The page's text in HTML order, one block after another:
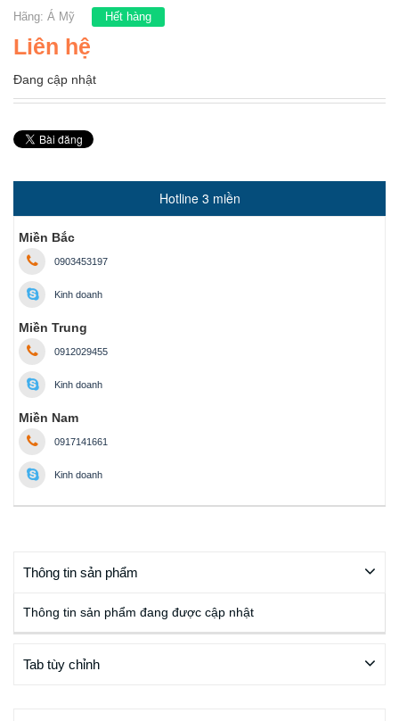
Hãng: Á Mỹ Hết hàng
Liên hệ
Đang cập nhật
Hotline 3 miền
Miền Bắc
0903453197
Kinh doanh
Miền Trung
0912029455
Kinh doanh
Miền Nam
0917141661
Kinh doanh
Thông tin sản phẩm
Thông tin sản phẩm đang được cập nhật
Tab tùy chỉnh